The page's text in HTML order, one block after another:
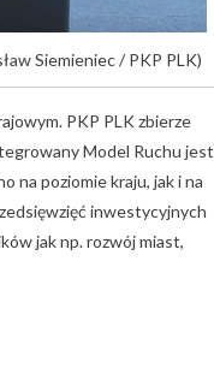
Siemieniec / PKP PLK)
PKP PLK zbierze
Model Ruchu jest
na poziomie kraju, jak i na
inwestycyjnych
jak np. rozwój miast,